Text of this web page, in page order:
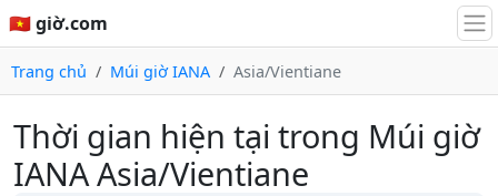
🇻🇳 giờ.com
Trang chủ Múi giờ IANA Asia/Vientiane
Thời gian hiện tại trong Múi giờ
IANA Asia/Vientiane